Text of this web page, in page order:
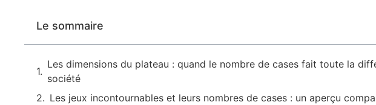
Le sommaire
Les dimensions du plateau : quand le nombre de cases fait toute la
société
Les jeux incontournables et leurs nombres de cases : un aperçu